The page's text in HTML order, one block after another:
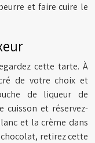
et faire cuire le
cette tarte. À
de votre choix et
de liqueur de
cuisson et réservez-
et la crème dans
retirez cette